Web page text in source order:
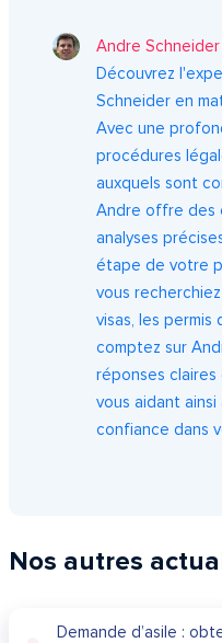
Andre Schneider
Découvrez
Schneider en
Avec une
procédures
auxquels sont
Andre offre des
analyses
étape de votre
vous
visas, les permis
comptez sur
réponses claires
vous aidant
confiance dans
Nos autres
Demande d’asile :